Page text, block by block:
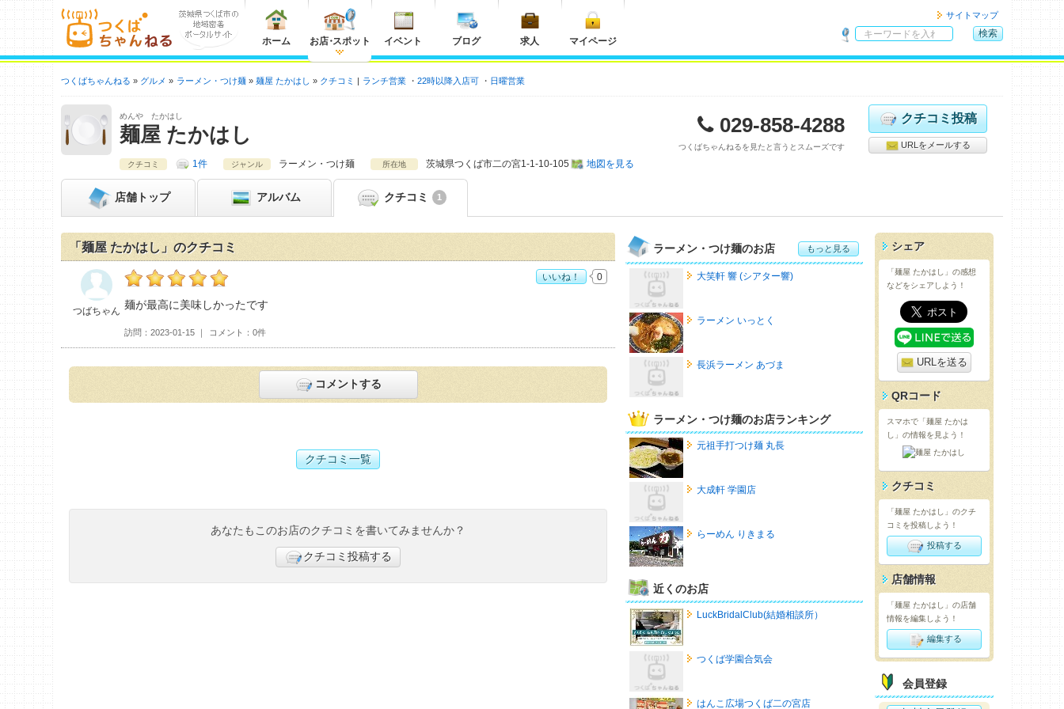
ホーム お店・スポット イベント ブログ 求人 マイページ
サイトマップ
内
索
検索
つくばちゃんねる グルメ ラーメン・つけ麺 麺屋 たかはし クチコミ ランチ営業 22時以降入店可 日曜営業
めんや たかはし
麺屋 たかはし 029-858-4288
つくばちゃんねるを見たと言うとスムーズです
クチコミ投稿
URLをメールする
クチコミ 1件 ジャンル ラーメン・つけ麺 所在地 茨城県つくば市二の宮1-1-10-105 地図を見る
店舗 トップ アルバム クチコミ 1
「麺屋 たかはし」のクチコミ
つばちゃんの麺屋 たかはしおすすめ度：
麺が最高に美味しかったです
訪問 2023-01-15 コメント 0件
つばちゃん
いいね！ 0
コメントする
クチコミ一覧
あなたもこのお店のクチコミを書いてみませんか？
クチコミ投稿する
ラーメン・つけ麺のお店 もっと見る
大笑軒 響 (シアター響)
ラーメン いっとく
長浜ラーメン あづま
ラーメン・つけ麺のお店ランキング
元祖手打つけ麺 丸長
大成軒 学園店
らーめん りきまる
近くのお店
LuckBridalClub(結婚相談所）
つくば学園合気会
はんこ広場つくば二の宮店
シェア
「麺屋 たかはし」の感想
などをシェアしよう！
URLを送る
QRコード
スマホで「麺屋 たかは
し」の情報を見よう！
クチコミ
「麺屋 たかはし」のクチ
コミを投稿しよう！
投稿する
店舗情報
「麺屋 たかはし」の店舗
情報を編集しよう！
編集する
会員登録